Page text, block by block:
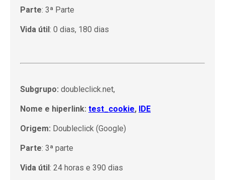
Parte: 3ª Parte
Vida útil: 0 dias, 180 dias
Subgrupo: doubleclick.net,
Nome e hiperlink: test_cookie, IDE
Origem: Doubleclick (Google)
Parte: 3ª parte
Vida útil: 24 horas e 390 dias